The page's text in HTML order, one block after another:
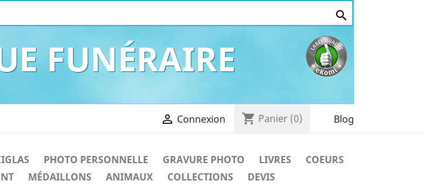

FUNÉRAIRE
 Connexion shopping_cart Panier (0) Blog
PHOTO PERSONNELLE GRAVURE PHOTO LIVRES
COEURS
MÉDAILLONS ANIMAUX COLLECTIONS DEVIS